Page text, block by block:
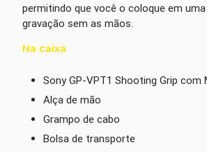
permitindo que você o coloque em
gravação sem as mãos.
Na caixa
Sony GP-VPT1 Shooting Grip com
Alça de mão
Grampo de cabo
Bolsa de transporte